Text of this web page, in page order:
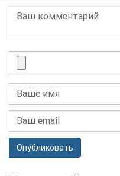
Опубликовать